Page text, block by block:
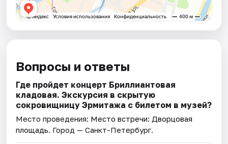
Вопросы и ответы
Где пройдет концерт Бриллиантовая
кладовая. Экскурсия в скрытую
сокровищницу Эрмитажа с билетом в музей?
Место проведения: Место встречи: Дворцовая
площадь. Город — Санкт-Петербург.